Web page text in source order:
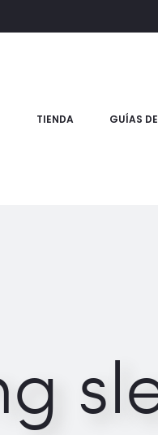
TIENDA GUÍAS